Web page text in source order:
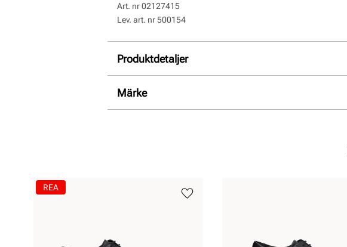
Art. nr02127415
Lev. art. nr500154
Produktdetaljer
:Slätt läder
Märke
REA